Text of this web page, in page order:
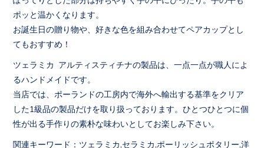
ポッと温かくなります。
お誕生日の贈り物や、好きな色を組み合わせてペアカップとし
てもおすすめ！
ツェラミカ アルティスティチナの製品は、一点一点が職人によ
るハンドメイドです。
当店では、ポーランドの工房内で海外へ輸出する基準をクリア
した1級品の製品だけを取り扱っております。ひとつひとつに個
性が出る手作りの素朴な味わいとしてお楽しみ下さい。
関連キーワード：ツェラミカ,セラミカ,ポーリッシュポタリー,洋